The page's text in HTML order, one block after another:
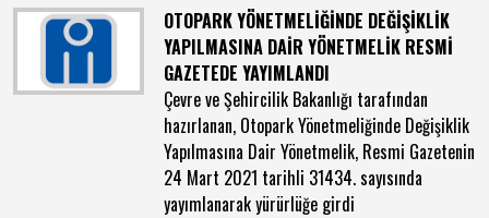
OTOPARK YÖNETMELİĞİNDE DEĞİŞİKLİK
YAPILMASINA DAİR YÖNETMELİK RESMİ
GAZETEDE YAYIMLANDI
Çevre ve Şehircilik Bakanlığı tarafından
hazırlanan, Otopark Yönetmeliğinde Değişiklik
Yapılmasına Dair Yönetmelik, Resmi Gazetenin
24 Mart 2021 tarihli 31434. sayısında
yayımlanarak yürürlüğe girdi